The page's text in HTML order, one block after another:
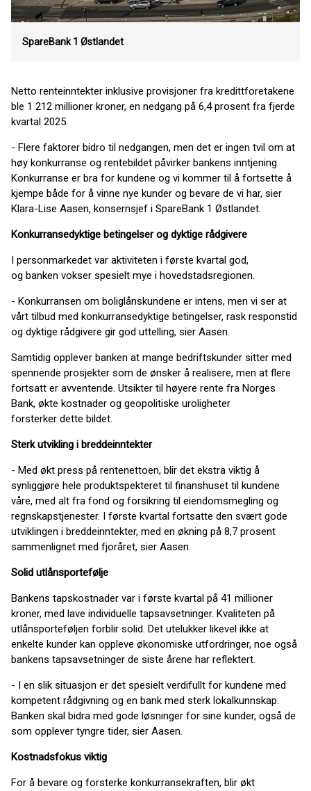
SpareBank 1 Østlandet
Netto renteinntekter inklusive provisjoner fra kredittforetakene
ble 1 212 millioner kroner, en nedgang på 6,4 prosent fra fjerde
kvartal 2025.
- Flere faktorer bidro til nedgangen, men det er ingen tvil om at
høy konkurranse og rentebildet påvirker bankens inntjening.
Konkurranse er bra for kundene og vi kommer til å fortsette å
kjempe både for å vinne nye kunder og bevare de vi har, sier
Klara-Lise Aasen, konsernsjef i SpareBank 1 Østlandet.
Konkurransedyktige betingelser og dyktige rådgivere
I personmarkedet var aktiviteten i første kvartal god,
og banken vokser spesielt mye i hovedstadsregionen.
- Konkurransen om boliglånskundene er intens, men vi ser at
vårt tilbud med konkurransedyktige betingelser, rask responstid
og dyktige rådgivere gir god uttelling, sier Aasen.
Samtidig opplever banken at mange bedriftskunder sitter med
spennende prosjekter som de ønsker å realisere, men at flere
fortsatt er avventende. Utsikter til høyere rente fra Norges
Bank, økte kostnader og geopolitiske uroligheter
forsterker dette bildet.
Sterk utvikling i breddeinntekter
- Med økt press på rentenettoen, blir det ekstra viktig å
synliggjøre hele produktspekteret til finanshuset til kundene
våre, med alt fra fond og forsikring til eiendomsmegling og
regnskapstjenester. I første kvartal fortsatte den svært gode
utviklingen i breddeinntekter, med en økning på 8,7 prosent
sammenlignet med fjoråret, sier Aasen.
Solid utlånsportefølje
Bankens tapskostnader var i første kvartal på 41 millioner
kroner, med lave individuelle tapsavsetninger. Kvaliteten på
utlånsporteføljen forblir solid. Det utelukker likevel ikke at
enkelte kunder kan oppleve økonomiske utfordringer, noe også
bankens tapsavsetninger de siste årene har reflektert.
- I en slik situasjon er det spesielt verdifullt for kundene med
kompetent rådgivning og en bank med sterk lokalkunnskap.
Banken skal bidra med gode løsninger for sine kunder, også de
som opplever tyngre tider, sier Aasen.
Kostnadsfokus viktig
For å bevare og forsterke konkurransekraften, blir økt